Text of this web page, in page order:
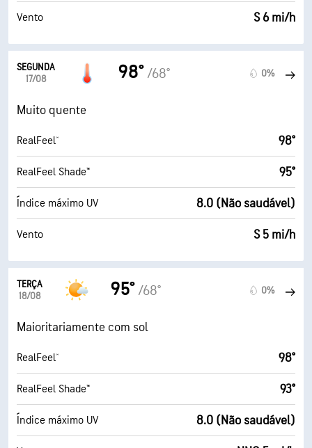
Vento S 6 mi/h
SEGUNDA
17/08
98° /68° 0%
Muito quente
RealFeel® 98°
RealFeel Shade™ 95°
Índice máximo UV 8.0 (Não saudável)
Vento S 5 mi/h
TERÇA
18/08
95° /68° 0%
Maioritariamente com sol
RealFeel® 98°
RealFeel Shade™ 93°
Índice máximo UV 8.0 (Não saudável)